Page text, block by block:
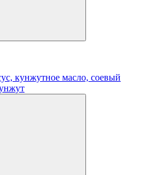
кунжутное масло, соевый